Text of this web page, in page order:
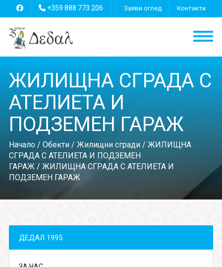
+359 888 773 206 Заяви оглед Контакти
ЖИЛИЩНА СГРАДА С
АТЕЛИЕТА И
ПОДЗЕМЕН ГАРАЖ
Начало/ Обекти/ Жилищни сгради/ ЖИЛИЩНА
СГРАДА С АТЕЛИЕТА И ПОДЗЕМЕН
ГАРАЖ/ ЖИЛИЩНА СГРАДА С АТЕЛИЕТА И
ПОДЗЕМЕН ГАРАЖ
ДЕДАЛ 1995